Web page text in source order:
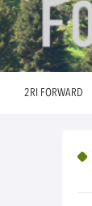
2RI FORWARD